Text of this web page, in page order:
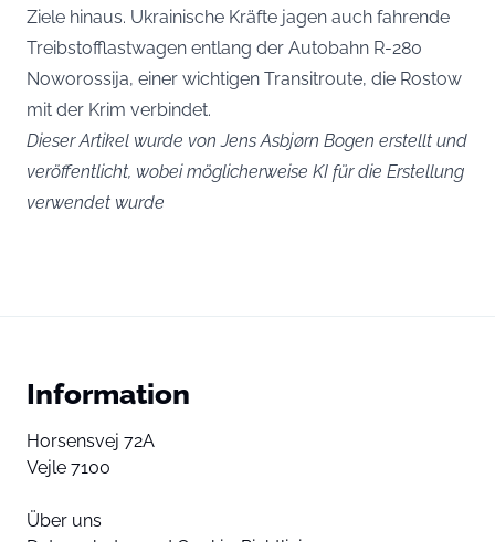
Ziele hinaus. Ukrainische Kräfte jagen auch fahrende
Treibstofflastwagen entlang der Autobahn R-280
Noworossija, einer wichtigen Transitroute, die Rostow
mit der Krim verbindet.
Dieser Artikel wurde von Jens Asbjørn Bogen erstellt und
veröffentlicht, wobei möglicherweise KI für die Erstellung
verwendet wurde
Information
Horsensvej 72A
Vejle 7100
Über uns